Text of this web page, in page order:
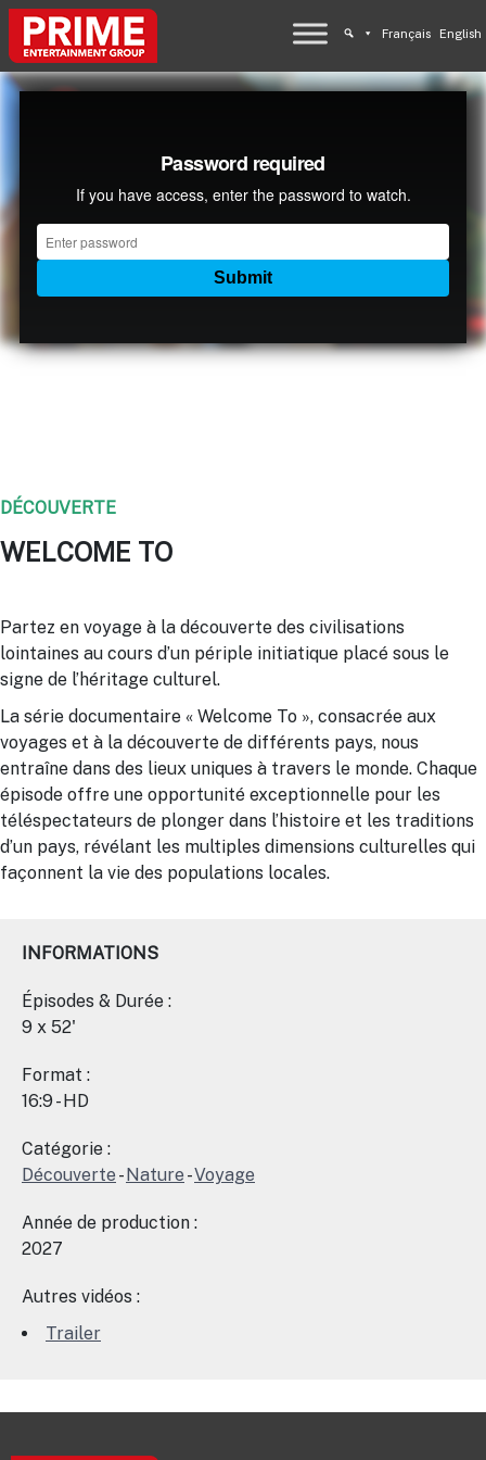
Français English
DÉCOUVERTE
WELCOME TO
Partez en voyage à la découverte des civilisations
lointaines au cours d’un périple initiatique placé sous le
signe de l’héritage culturel.
La série documentaire « Welcome To », consacrée aux
voyages et à la découverte de différents pays, nous
entraîne dans des lieux uniques à travers le monde. Chaque
épisode offre une opportunité exceptionnelle pour les
téléspectateurs de plonger dans l’histoire et les traditions
d’un pays, révélant les multiples dimensions culturelles qui
façonnent la vie des populations locales.
INFORMATIONS
Épisodes & Durée :
9 x 52'
Format :
16:9 - HD
Catégorie :
Découverte -Nature -Voyage
Année de production :
2027
Autres vidéos :
Trailer